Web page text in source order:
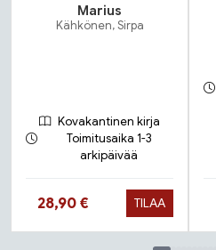
Marius
Kähkönen, Sirpa
Kovakantinen kirja
Toimitusaika 1-3
arkipäivää
Hinta nyt
28,90 € TILAA